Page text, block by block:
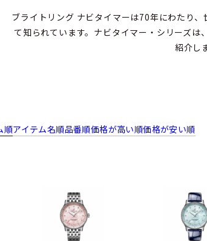
ブライトリング ナビタイマーは70年にわたり
て知られています。ナビタイマー・シリーズ
紹介し
順アイテム名順品番順価格が高い順価格が安い順